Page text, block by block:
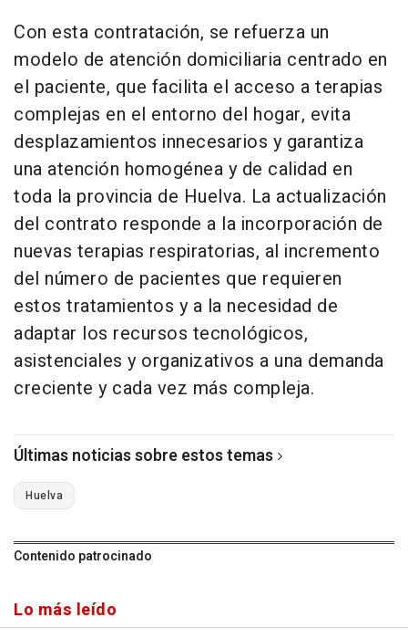
Con esta contratación, se refuerza un
modelo de atención domiciliaria centrado en
el paciente, que facilita el acceso a terapias
complejas en el entorno del hogar, evita
desplazamientos innecesarios y garantiza
una atención homogénea y de calidad en
toda la provincia de Huelva. La actualización
del contrato responde a la incorporación de
nuevas terapias respiratorias, al incremento
del número de pacientes que requieren
estos tratamientos y a la necesidad de
adaptar los recursos tecnológicos,
asistenciales y organizativos a una demanda
creciente y cada vez más compleja.
Últimas noticias sobre estos temas
Huelva
Contenido patrocinado
Lo más leído